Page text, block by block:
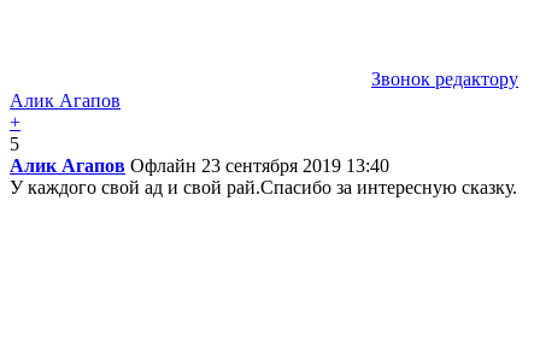
Звонок редактору
Алик Агапов
+
5
Алик Агапов Офлайн 23 сентября 2019 13:40
У каждого свой ад и свой рай.Спасибо за интересную сказку.